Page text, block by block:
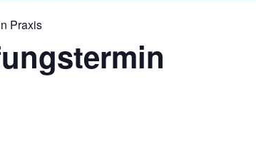
Praxis